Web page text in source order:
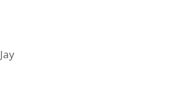
Jay